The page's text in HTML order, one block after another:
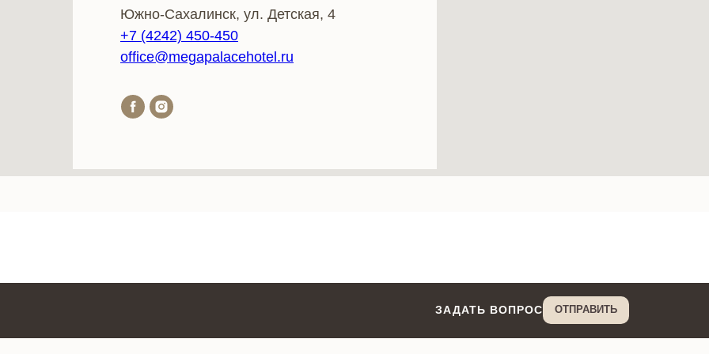
Южно-Сахалинск, ул. Детская, 4
+7 (4242) 450-450
office@megapalacehotel.ru
ЗАДАТЬ ВОПРОС ОТПРАВИТЬ